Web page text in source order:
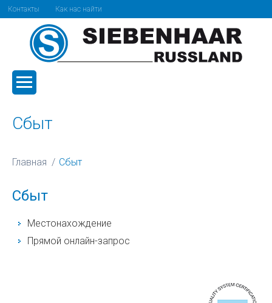
Контакты Как нас найти
Сбыт
Главная Сбыт
Сбыт
Местонахождение
Прямой онлайн-запрос